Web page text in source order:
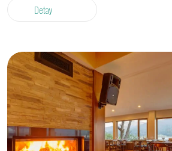
karşısında içkinizi yudumlarken izlemek ayrıcalıktır.
Detay